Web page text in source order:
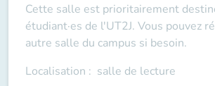
Cette salle est prioritairement
étudiant·es de l'UT2J. Vous pouvez
autre salle du campus si besoin.
Localisation : salle de lecture